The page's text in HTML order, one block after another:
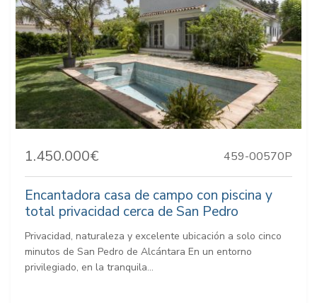
1.450.000€ 459-00570P
Encantadora casa de campo con piscina y
total privacidad cerca de San Pedro
Privacidad, naturaleza y excelente ubicación a solo cinco
minutos de San Pedro de Alcántara En un entorno
privilegiado, en la tranquila...